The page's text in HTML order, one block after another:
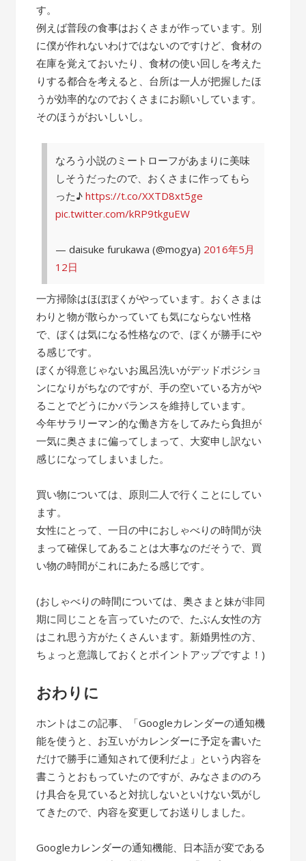
す。
例えば普段の食事はおくさまが作っています。別
に僕が作れないわけではないのですけど、食材の
在庫を覚えておいたり、食材の使い回しを考えた
りする都合を考えると、台所は一人が把握したほ
うが効率的なのでおくさまにお願いしています。
そのほうがおいしいし。
なろう小説のミートローフがあまりに美味
しそうだったので、おくさまに作ってもら
った♪https://t.co/XXTD8xt5ge
pic.twitter.com/kRP9tkguEW
— daisuke furukawa (@mogya) 2016年5月
12日
一方掃除はほぼぼくがやっています。おくさまは
わりと物が散らかっていても気にならない性格
で、ぼくは気になる性格なので、ぼくが勝手にや
る感じです。
ぼくが得意じゃないお風呂洗いがデッドポジショ
ンになりがちなのですが、手の空いている方がや
ることでどうにかバランスを維持しています。
今年サラリーマン的な働き方をしてみたら負担が
一気に奥さまに偏ってしまって、大変申し訳ない
感じになってしまいました。
買い物については、原則二人で行くことにしてい
ます。
女性にとって、一日の中におしゃべりの時間が決
まって確保してあることは大事なのだそうで、買
い物の時間がこれにあたる感じです。
(おしゃべりの時間については、奥さまと妹が非同
期に同じことを言っていたので、たぶん女性の方
はこれ思う方がたくさんいます。新婚男性の方、
ちょっと意識しておくとポイントアップですよ！)
おわりに
ホントはこの記事、「Googleカレンダーの通知機
能を使うと、お互いがカレンダーに予定を書いた
だけで勝手に通知されて便利だよ」という内容を
書こうとおもっていたのですが、みなさまののろ
け具合を見ていると対抗しないといけない気がし
てきたので、内容を変更してお送りしました。
Googleカレンダーの通知機能、日本語が変である